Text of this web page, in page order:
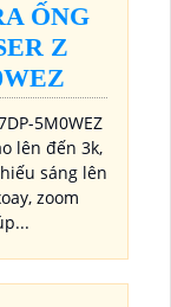
ỐNG
Z
5M0WEZ
lên đến 3k,
sáng lên
zoom